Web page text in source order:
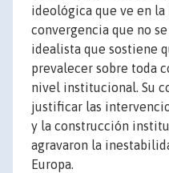
ideológica que ve en
convergencia que no
idealista que sostiene
prevalecer sobre toda
nivel institucional. Su
justificar las
y la construcción
agravaron la
Europa.